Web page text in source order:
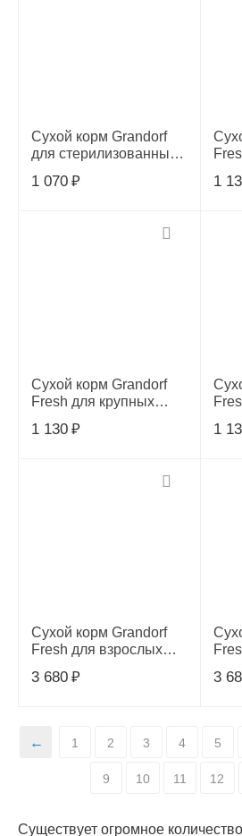
Существует огромное
Сухой корм Grandorf
для стерилизованных
индейкой, 0,4 кг
1 070 ₽
Fresh для
1
Сухой корм Grandorf
Fresh для крупных
бататом, 0,4кг
1 130 ₽
Fresh
1
Сухой корм Grandorf
Fresh для взрослых
ягненок с бататом, 2кг
3 680 ₽ 3
1 2 3 4 5
9 10 11 12